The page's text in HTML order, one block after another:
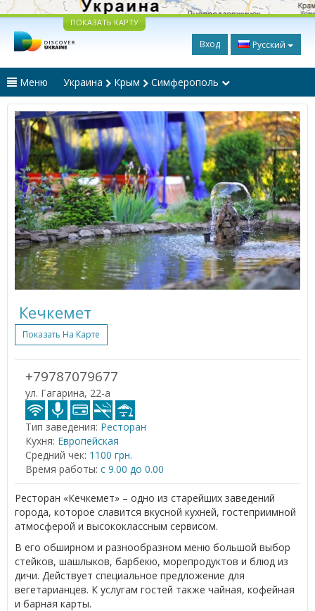
ПОКАЗАТЬ КАРТУ
Вход Русский
Меню Украина Крым Симферополь
Кечкемет
Показать На Карте
+79787079677
ул. Гагарина, 22-а
Тип заведения: Ресторан
Кухня: Европейская
Средний чек: 1100 грн.
Время работы: с 9.00 до 0.00
Ресторан «Кечкемет» – одно из старейших заведений
города, которое славится вкусной кухней, гостеприимной
атмосферой и высококлассным сервисом.
В его обширном и разнообразном меню большой выбор
стейков, шашлыков, барбекю, морепродуктов и блюд из
дичи. Действует специальное предложение для
вегетарианцев. К услугам гостей также чайная, кофейная
и барная карты.